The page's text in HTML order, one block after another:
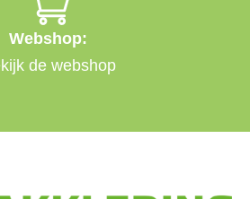
Webshop:
de webshop